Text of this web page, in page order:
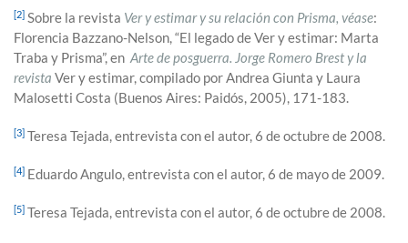
[2] Sobre la revista Ver y estimar y su relación con Prisma, véase:
Florencia Bazzano-Nelson, “El legado de Ver y estimar: Marta
Traba y Prisma”, en Arte de posguerra. Jorge Romero Brest y la
revista Ver y estimar, compilado por Andrea Giunta y Laura
Malosetti Costa (Buenos Aires: Paidós, 2005), 171-183.
[3] Teresa Tejada, entrevista con el autor, 6 de octubre de 2008.
[4] Eduardo Angulo, entrevista con el autor, 6 de mayo de 2009.
[5] Teresa Tejada, entrevista con el autor, 6 de octubre de 2008.